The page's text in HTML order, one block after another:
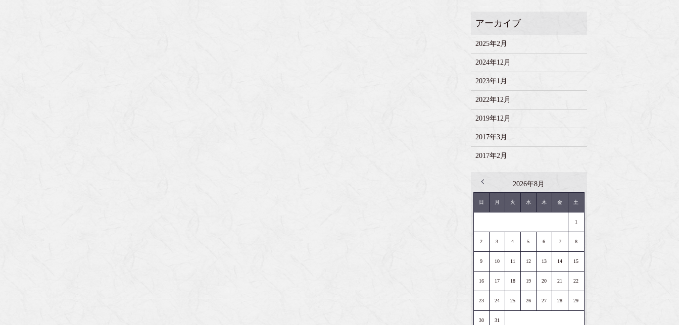
2025年2月
2024年12月
2023年1月
2022年12月
2019年12月
2017年3月
2017年2月
2026年8月
日 月 火 水 木 金 土
1
2 3 4 5 6 7 8
9 10 11 12 13 14 15
16 17 18 19 20 21 22
23 24 25 26 27 28 29
30 31